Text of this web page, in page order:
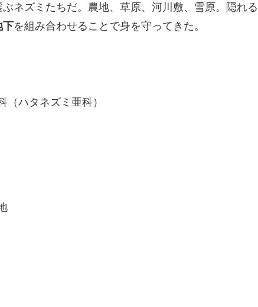
ネズミたちだ。農地、草原、河川敷、雪原。隠れる
下を組み合わせることで身を守ってきた。
ハタネズミ亜科）